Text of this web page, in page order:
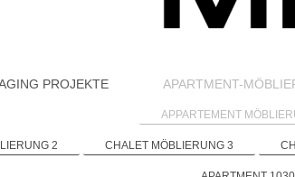
PROJEKTE APARTMENT-
APPARTEMENT
2 CHALET MÖBLIERUNG 3